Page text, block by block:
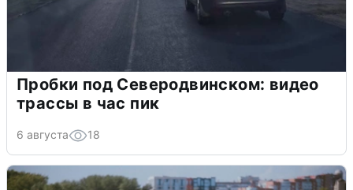
Пробки под Северодвинском: видео
трассы в час пик
6 августа 18